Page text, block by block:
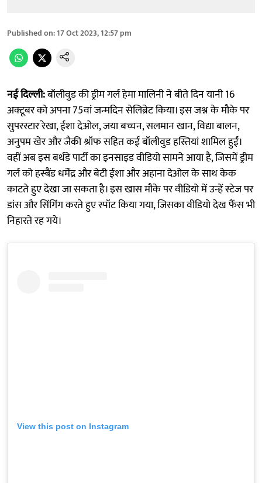
Published on:17 Oct 2023, 12:57 pm
नई दिल्ली:बॉलीवुड की ड्रीम गर्ल हेमा मालिनी ने बीते दिन यानी 16
अक्टूबर को अपना 75वां जन्मदिन सेलिब्रेट किया। इस जश्न के मौके पर
सुपरस्टार रेखा, ईशा देओल, जया बच्चन, सलमान खान, विद्या बालन,
अनुपम खेर और जैकी श्रॉफ सहित कई बॉलीवुड हस्तियां शामिल हुईं।
वहीं अब इस बर्थडे पार्टी का इनसाइड वीडियो सामने आया है, जिसमें ड्रीम
गर्ल को हस्बैंड धर्मेंद्र और बेटी ईशा और अहाना देओल के साथ केक
काटते हुए देखा जा सकता है। इस खास मौके पर वीडियो में उन्हें स्टेज पर
डांस और सिंगिंग करते हुए स्पॉट किया गया, जिसका वीडियो देख फैंस भी
निहारते रह गये।
View this post on Instagram